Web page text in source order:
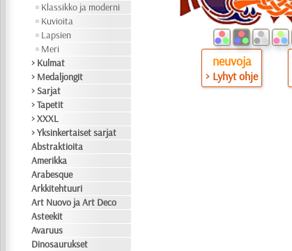
Klassikko ja moderni
Kuvioita
Lapsien
Meri
> Kulmat
> Medaljongit
> Sarjat
> Tapetit
> XXXL
> Yksinkertaiset sarjat
Abstraktioita
Amerikka
Arabesque
Arkkitehtuuri
Art Nuovo ja Art Deco
Asteekit
Avaruus
Dinosaurukset
neuvoja
> Lyhyt ohje